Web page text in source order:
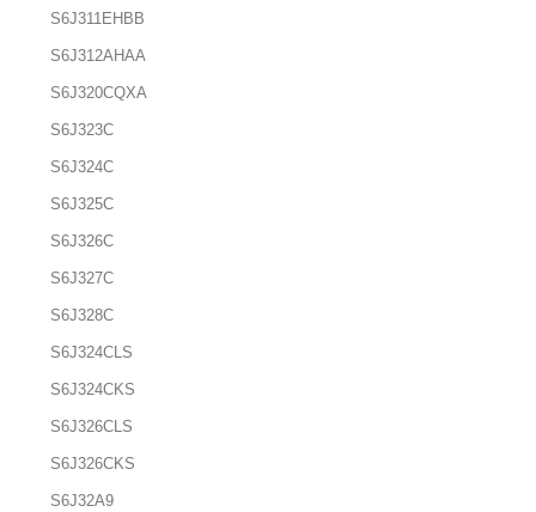
S6J311EHBB
S6J312AHAA
S6J320CQXA
S6J323C
S6J324C
S6J325C
S6J326C
S6J327C
S6J328C
S6J324CLS
S6J324CKS
S6J326CLS
S6J326CKS
S6J32A9